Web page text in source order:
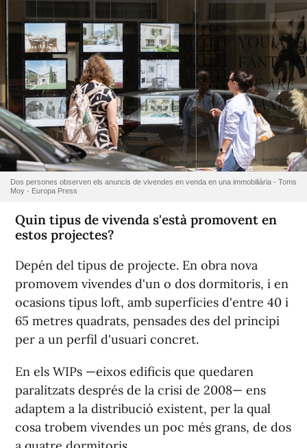
Dos persones observen els anuncis de vivendes en venda en una immobiliària - Toms
Moy - Europa Press
Quin tipus de vivenda s'està promovent en
estos projectes?
Depén del tipus de projecte. En obra nova
promovem vivendes d'un o dos dormitoris, i en
ocasions tipus loft, amb superfícies d'entre 40 i
65 metres quadrats, pensades des del principi
per a un perfil d'usuari concret.
En els WIPs —eixos edificis que quedaren
paralitzats després de la crisi de 2008— ens
adaptem a la distribució existent, per la qual
cosa trobem vivendes un poc més grans, de dos